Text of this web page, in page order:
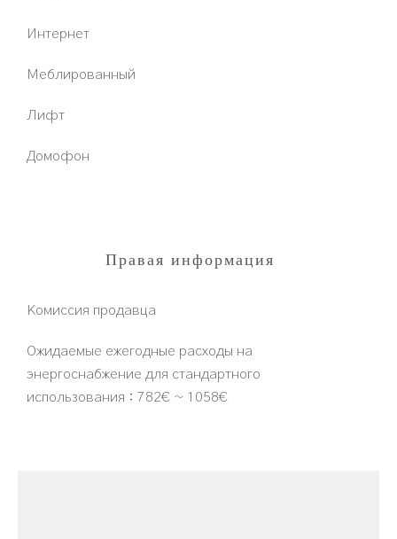
Интернет
Меблированный
Лифт
Домофон
Правая информация
Комиссия продавца
Ожидаемые ежегодные расходы на
энергоснабжение для стандартного
использования : 782€ ~ 1058€